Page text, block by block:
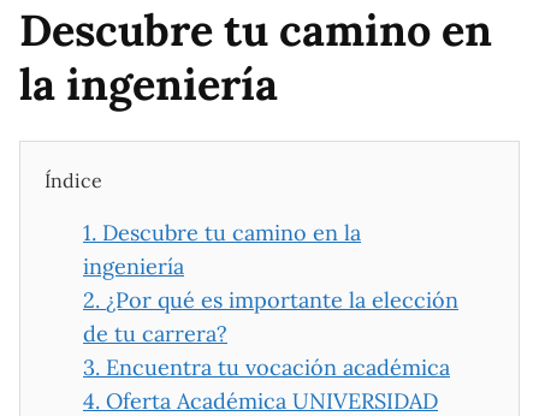
Descubre tu camino en
la ingeniería
Índice
1. Descubre tu camino en la
ingeniería
2. ¿Por qué es importante la elección
de tu carrera?
3. Encuentra tu vocación académica
4. Oferta Académica UNIVERSIDAD